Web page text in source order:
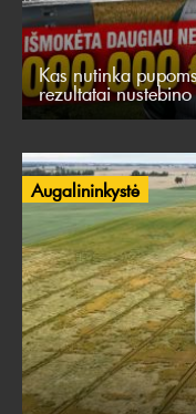
Kas nutinka
rezultatai
Augalininkystė